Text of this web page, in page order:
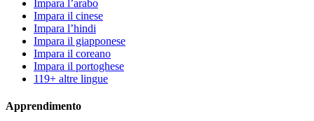
Impara l’arabo
Impara il cinese
Impara l’hindi
Impara il giapponese
Impara il coreano
Impara il portoghese
119+ altre lingue
Apprendimento